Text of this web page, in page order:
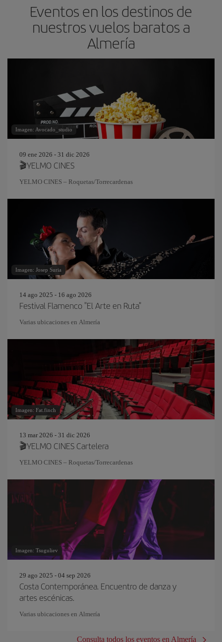
Eventos en los destinos de
nuestros vuelos baratos a
Almería
Imagen: Avocado_studio
09 ene 2026 - 31 dic 2026
🎬YELMO CINES
YELMO CINES – Roquetas/Torrecardenas
Imagen: Josep Suria
14 ago 2025 - 16 ago 2026
Festival Flamenco "El Arte en Ruta"
Varias ubicaciones en Almería
Imagen: Fat.finch
13 mar 2026 - 31 dic 2026
🎬YELMO CINES Cartelera
YELMO CINES – Roquetas/Torrecardenas
Imagen: Tsuguliev
29 ago 2025 - 04 sep 2026
Costa Contemporánea. Encuentro de danza y
artes escénicas.
Varias ubicaciones en Almería
Consulta todos los eventos en Almería